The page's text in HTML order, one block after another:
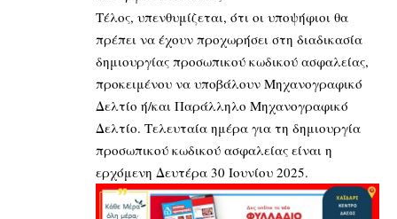
Τέλος, υπενθυμίζεται, ότι οι υποψήφιοι θα
πρέπει να έχουν προχωρήσει στη διαδικασία
δημιουργίας προσωπικού κωδικού ασφαλείας,
προκειμένου να υποβάλουν Μηχανογραφικό
Δελτίο ή/και Παράλληλο Μηχανογραφικό
Δελτίο. Τελευταία ημέρα για τη δημιουργία
προσωπικού κωδικού ασφαλείας είναι η
ερχόμενη Δευτέρα 30 Ιουνίου 2025.